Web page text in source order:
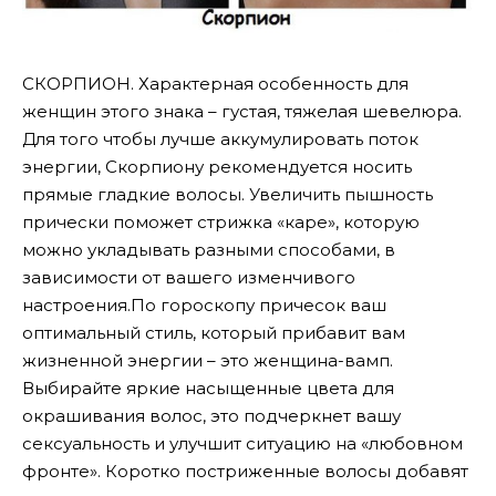
СКОРПИОН. Характерная особенность для
женщин этого знака – густая, тяжелая шевелюра.
Для того чтобы лучше аккумулировать поток
энергии, Скорпиону рекомендуется носить
прямые гладкие волосы. Увеличить пышность
прически поможет стрижка «каре», которую
можно укладывать разными способами, в
зависимости от вашего изменчивого
настроения.По гороскопу причесок ваш
оптимальный стиль, который прибавит вам
жизненной энергии – это женщина-вамп.
Выбирайте яркие насыщенные цвета для
окрашивания волос, это подчеркнет вашу
сексуальность и улучшит ситуацию на «любовном
фронте». Коротко постриженные волосы добавят